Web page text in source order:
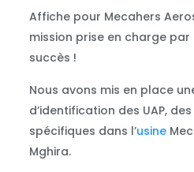
Affiche pour Mecahers
mission prise en charge
succès !
Nous avons mis en place
d’identification des UAP,
spécifiques dans l’usine
Mghira.